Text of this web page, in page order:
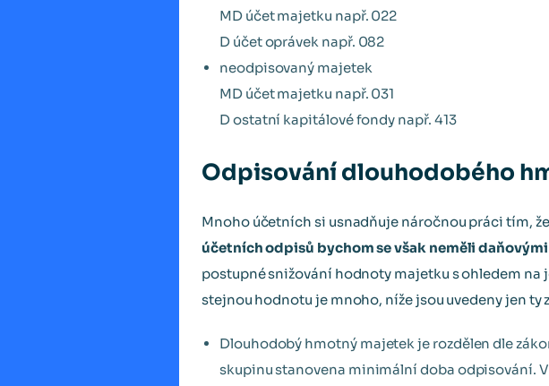
MD účet majetku např. 022
D účet oprávek např. 082
neodpisovaný majetek
MD účet majetku např. 031
D ostatní kapitálové fondy např. 413
Odpisování dlouhodobého
Mnoho účetních si usnadňuje náročnou práci tím,
účetních odpisů bychom se však neměli
postupné snižování hodnoty majetku s ohledem
stejnou hodnotu je mnoho, níže jsou uvedeny jen ty
Dlouhodobý hmotný majetek je rozdělen dle
skupinu stanovena minimální doba odpisování.